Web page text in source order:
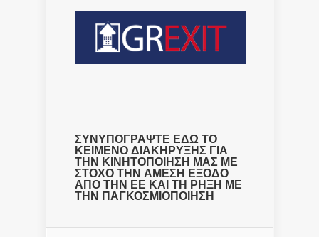
ΣΥΝΥΠΟΓΡΑΨΤΕ ΕΔΩ ΤΟ
ΚΕΙΜΕΝΟ ΔΙΑΚΗΡΥΞΗΣ ΓΙΑ
ΤΗΝ ΚΙΝΗΤΟΠΟΙΗΣΗ ΜΑΣ ΜΕ
ΣΤΟΧΟ ΤΗΝ ΑΜΕΣΗ ΕΞΟΔΟ
ΑΠΟ ΤΗΝ ΕΕ ΚΑΙ ΤΗ ΡΗΞΗ ΜΕ
ΤΗΝ ΠΑΓΚΟΣΜΙΟΠΟΙΗΣΗ